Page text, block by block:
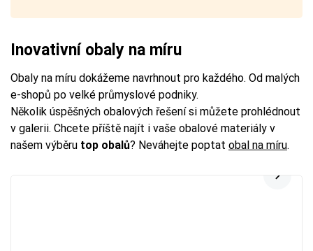
Inovativní obaly na míru
Obaly na míru dokážeme navrhnout pro každého. Od malých
e-shopů po velké průmyslové podniky.
Několik úspěšných obalových řešení si můžete prohlédnout
v galerii. Chcete příště najít i vaše obalové materiály v
našem výběru top obalů? Neváhejte poptat obal na míru.